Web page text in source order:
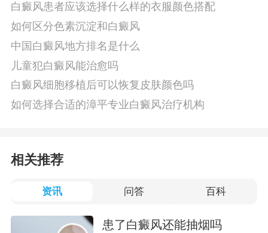
白癜风患者应该选择什么样的衣服颜色搭配
如何区分色素沉淀和白癜风
中国白癜风地方排名是什么
儿童犯白癜风能治愈吗
白癜风细胞移植后可以恢复皮肤颜色吗
如何选择合适的漳平专业白癜风治疗机构
相关推荐
资讯 问答 百科
患了白癜风还能抽烟吗